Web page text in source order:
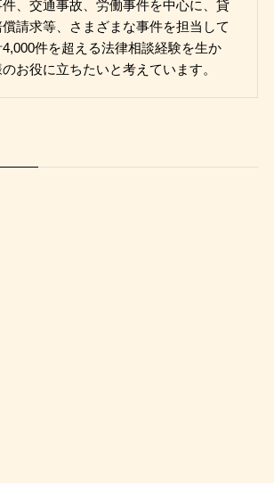
、交通事故、労働事件を中心に、貸
請求等、さまざまな事件を担当して
件を超える法律相談経験を生か
お役に立ちたいと考えています。